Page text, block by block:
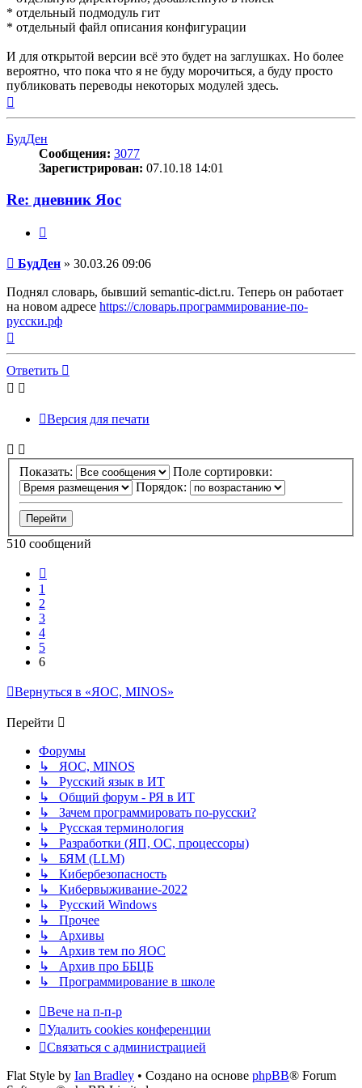
* отдельный подмодуль гит
* отдельный файл описания конфигурации
И для открытой версии всё это будет на заглушках. Но более
вероятно, что пока что я не буду морочиться, а буду просто
публиковать переводы некоторых модулей здесь.
БудДен
Сообщения: 3077
Зарегистрирован: 07.10.18 14:01
Re: дневник Яос
Сообщение
БудДен » 30.03.26 09:06
Поднял словарь, бывший semantic-dict.ru. Теперь он работает
на новом адресе https://словарь.программирование-по-
русски.рф
началу
Ответить
Версия для печати
Показать:
Поле сортировки:
Порядок:
510 сообщений
1
2
3
4
5
6
Вернуться в «ЯОС, MINOS»
Перейти
Форумы
↳ ЯОС, MINOS
↳ Русский язык в ИТ
↳ Общий форум - РЯ в ИТ
↳ Зачем программировать по-русски?
↳ Русская терминология
↳ Разработки (ЯП, ОС, процессоры)
↳ БЯМ (LLM)
↳ Кибербезопасность
↳ Кибервыживание-2022
↳ Русский Windows
↳ Прочее
↳ Архивы
↳ Архив тем по ЯОС
↳ Архив про ББЦБ
↳ Программирование в школе
Вече на п-п-р
Удалить cookies конференции
Связаться с администрацией
Flat Style by Ian Bradley • Создано на основе phpBB® Forum